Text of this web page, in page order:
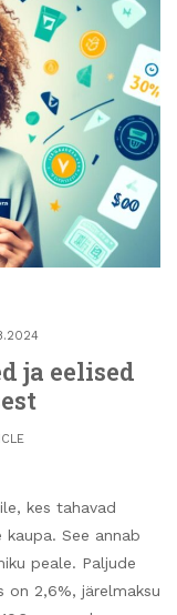
ja eelised
kes tahavad
See annab
peale. Paljude
on 2,6%, järelmaksu